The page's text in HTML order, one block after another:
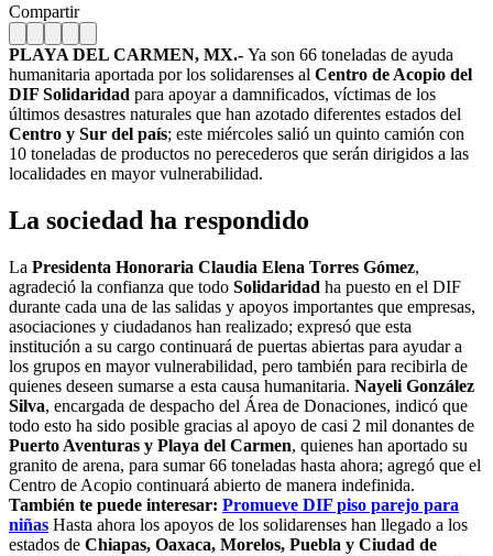
Compartir
PLAYA DEL CARMEN, MX.- Ya son 66 toneladas de ayuda
humanitaria aportada por los solidarenses al Centro de Acopio del
DIF Solidaridad para apoyar a damnificados, víctimas de los
últimos desastres naturales que han azotado diferentes estados del
Centro y Sur del país; este miércoles salió un quinto camión con
10 toneladas de productos no perecederos que serán dirigidos a las
localidades en mayor vulnerabilidad.
La sociedad ha respondido
La Presidenta Honoraria Claudia Elena Torres Gómez,
agradeció la confianza que todo Solidaridad ha puesto en el DIF
durante cada una de las salidas y apoyos importantes que empresas,
asociaciones y ciudadanos han realizado; expresó que esta
institución a su cargo continuará de puertas abiertas para ayudar a
los grupos en mayor vulnerabilidad, pero también para recibirla de
quienes deseen sumarse a esta causa humanitaria. Nayeli González
Silva, encargada de despacho del Área de Donaciones, indicó que
todo esto ha sido posible gracias al apoyo de casi 2 mil donantes de
Puerto Aventuras y Playa del Carmen, quienes han aportado su
granito de arena, para sumar 66 toneladas hasta ahora; agregó que el
Centro de Acopio continuará abierto de manera indefinida.
También te puede interesar: Promueve DIF piso parejo para
niñas Hasta ahora los apoyos de los solidarenses han llegado a los
estados de Chiapas, Oaxaca, Morelos, Puebla y Ciudad de